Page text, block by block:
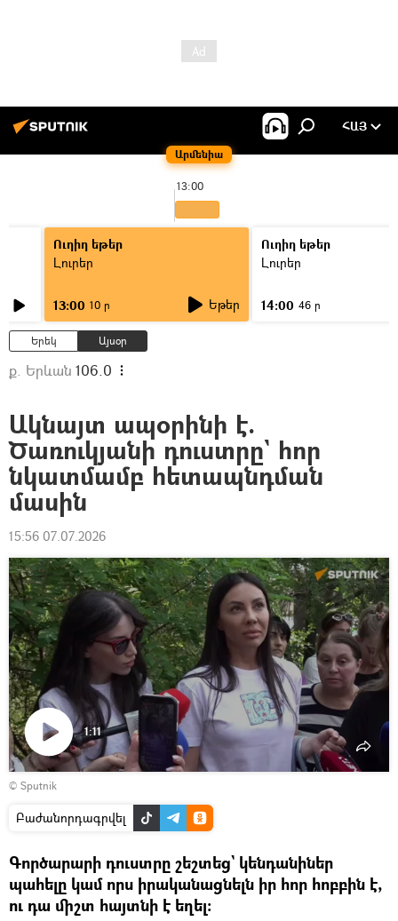
Արմենիա
ՀԱՅ
13:00
Ուղիղ եթեր
Լուրեր
13:00 10 ր Եթեր
Ուղիղ եթեր
Լուրեր
14:00 46 ր
Երեկ Այսօր
ք. Երևան 106.0
Ակնայտ ապօրինի է.
Ծառուկյանի դուստրը` հոր
նկատմամբ հետապնդման
մասին
15:56 07.07.2026
Դիտել
տեսանյութը
1:11
© Sputnik
Բաժանորդագրվել
Գործարարի դուստրը շեշտեց` կենդանիներ
պահելը կամ որս իրականացնելն իր հոր հոբբին է,
ու դա միշտ հայտնի է եղել։